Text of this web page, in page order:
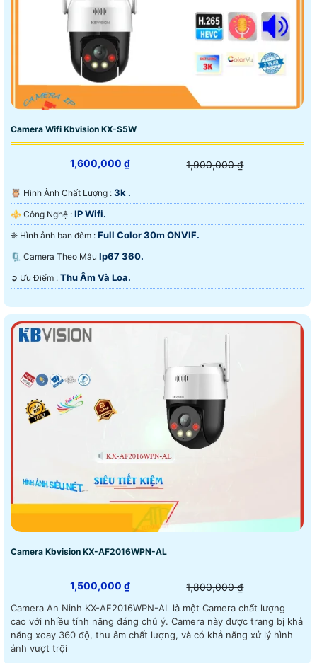
Camera Wifi Kbvision KX-S5W
1,600,000 ₫ 1,900,000 ₫
🦉 Hình Ành Chất Lượng : 3k .
⚜️ Công Nghệ : IP Wifi.
❈ Hình ảnh ban đêm : Full Color 30m ONVIF.
🗜️ Camera Theo Mẫu Ip67 360.
️➲ Ưu Điểm : Thu Âm Và Loa.
Camera Kbvision KX-AF2016WPN-AL
1,500,000 ₫ 1,800,000 ₫
Camera An Ninh KX-AF2016WPN-AL là một Camera chất lượng
cao với nhiều tính năng đáng chú ý. Camera này được trang bị khả
năng xoay 360 độ, thu âm chất lượng, và có khả năng xử lý hình
ảnh vượt trội